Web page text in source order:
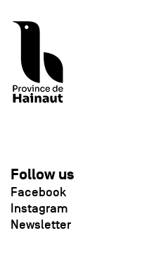
Follow us
Facebook
Instagram
Newsletter